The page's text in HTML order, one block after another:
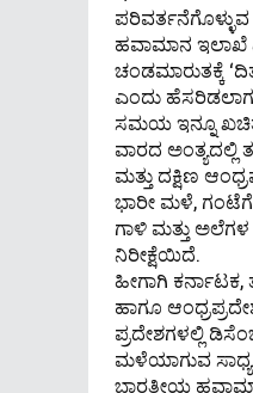
ಹವಾಮಾನ ಇಲಾಖೆ
ಚಂಡಮಾರುತಕ್ಕೆ
ಎಂದು
ಸಮಯ ಇನ್ನೂ
ವಾರದ ಅಂತ್ಯದಲ್ಲಿ
ಮತ್ತು ದಕ್ಷಿಣ
ಭಾರೀ ಮಳೆ,
ಗಾಳಿ ಮತ್ತು
ನಿರೀಕ್ಷೆಯಿದೆ.
ಹೀಗಾಗಿ ಕರ್ನಾಟಕ,
ಹಾಗೂ
ಪ್ರದೇಶಗಳಲ್ಲಿ
ಮಳೆಯಾಗುವ
ಭಾರತೀಯ